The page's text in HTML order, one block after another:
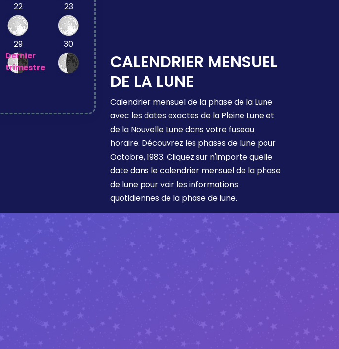
22 23
29
Dernier
trimestre
30
CALENDRIER MENSUEL
DE LA LUNE
Calendrier mensuel de la phase de la Lune
avec les dates exactes de la Pleine Lune et
de la Nouvelle Lune dans votre fuseau
horaire. Découvrez les phases de lune pour
Octobre, 1983. Cliquez sur n'importe quelle
date dans le calendrier mensuel de la phase
de lune pour voir les informations
quotidiennes de la phase de lune.